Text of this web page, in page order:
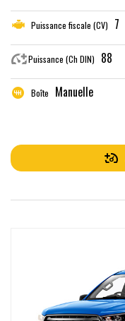
Puissance fiscale (CV) 7
Puissance (Ch DIN) 88
Boîte Manuelle